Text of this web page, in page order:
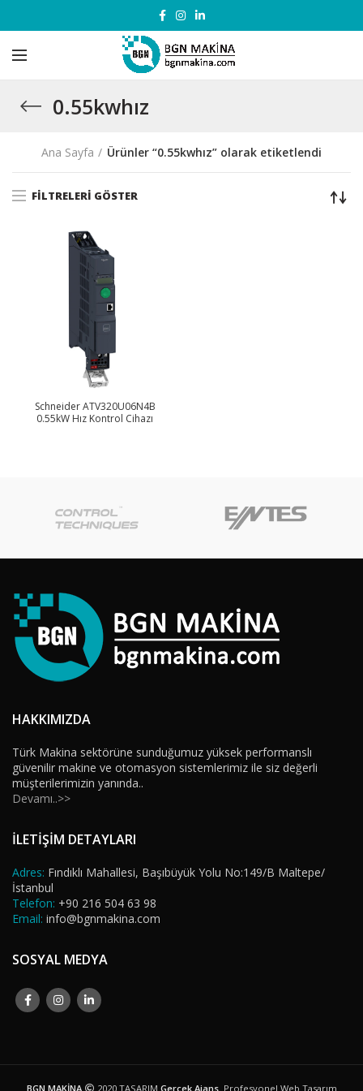
0.55kwhız
Ana Sayfa Ürünler “0.55kwhız” olarak etiketlendi
FILTRELERI GÖSTER
Schneider ATV320U06N4B
0.55kW Hız Kontrol Cihazı
HAKKIMIZDA
Türk Makina sektörüne sunduğumuz yüksek performanslı
güvenilir makine ve otomasyon sistemlerimiz ile siz değerli
müşterilerimizin yanında..
Devamı..>>
İLETİŞİM DETAYLARI
Adres: Fındıklı Mahallesi, Başıbüyük Yolu No:149/B Maltepe/
İstanbul
Telefon: +90 216 504 63 98
Email: info@bgnmakina.com
SOSYAL MEDYA
BGN MAKİNA 2020 TASARIM Gerçek Ajans. Profesyonel Web Tasarım